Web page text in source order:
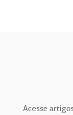
Acesse